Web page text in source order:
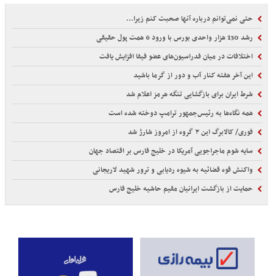
حتی نمی‌توانم درباره آنها صحبت کنم زیرا...
رشد 130 هزار واحدی بورس با ورود 6 همت پول حقیقی
اختلافات در میان فدراسیون‌های عضو فیفا افزایش یافت
این آخر هفته کنار آب و دور از گرما باشید
شرط ایران برای بازگشایی تنگه هرمز اعلام شد
همه نگاه‌ها به رئیس‌جمهور ترامپ دوخته شده است
فوری/ کالابرگ این ۳ گروه از امروز شارژ شد
سایه شوم ماجراجویی آمریکا در خلیج فارس بر اقتصاد جهان
واکنش قوه قضائیه به شیوه ردیابی و ترور شهید لاریجانی
حمایت از بازگشت ایرانیان مقیم حاشیه خلیج فارس